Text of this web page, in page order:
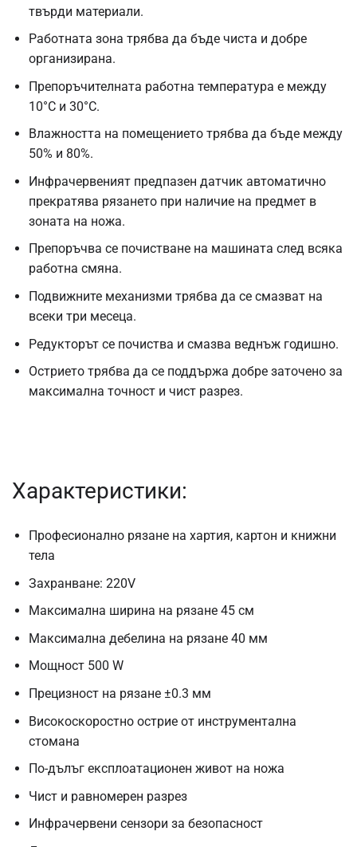
твърди материали.
Работната зона трябва да бъде чиста и добре
организирана.
Препоръчителната работна температура е между
10°C и 30°C.
Влажността на помещението трябва да бъде между
50% и 80%.
Инфрачервеният предпазен датчик автоматично
прекратява рязането при наличие на предмет в
зоната на ножа.
Препоръчва се почистване на машината след всяка
работна смяна.
Подвижните механизми трябва да се смазват на
всеки три месеца.
Редукторът се почиства и смазва веднъж годишно.
Острието трябва да се поддържа добре заточено за
максимална точност и чист разрез.
Характеристики:
Професионално рязане на хартия, картон и книжни
тела
Захранване: 220V
Максимална ширина на рязане 45 см
Максимална дебелина на рязане 40 мм
Мощност 500 W
Прецизност на рязане ±0.3 мм
Високоскоростно острие от инструментална
стомана
По-дълъг експлоатационен живот на ножа
Чист и равномерен разрез
Инфрачервени сензори за безопасност